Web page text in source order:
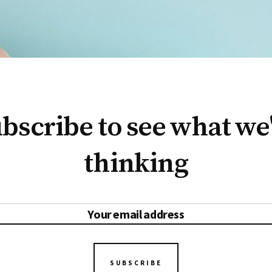
to see what
thinking
SUBSCRIBE